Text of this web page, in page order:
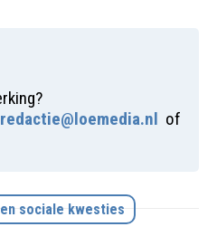
redactie@loemedia.nl of
sociale kwesties